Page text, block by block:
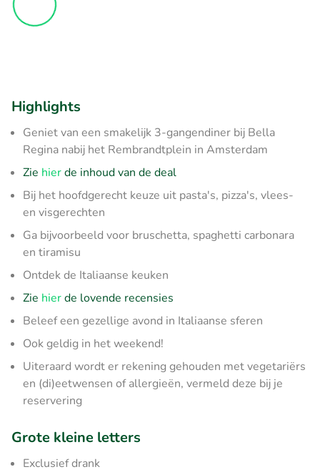
Highlights
Geniet van een smakelijk 3-gangendiner bij Bella
Regina nabij het Rembrandtplein in Amsterdam
Zie hierde inhoud van de deal
Bij het hoofdgerecht keuze uit pasta's, pizza's, vlees-
en visgerechten
Ga bijvoorbeeld voor bruschetta, spaghetti carbonara
en tiramisu
Ontdek de Italiaanse keuken
Zie hierde lovende recensies
Beleef een gezellige avond in Italiaanse sferen
Ook geldig in het weekend!
Uiteraard wordt er rekening gehouden met vegetariërs
en (di)eetwensen of allergieën, vermeld deze bij je
reservering
Grote kleine letters
Exclusief drank